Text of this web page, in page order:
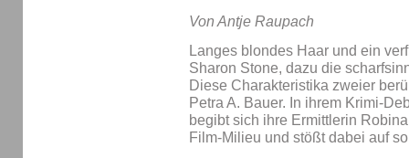
Von Antje Raupach
Langes blondes Haar und ein
Sharon Stone, dazu die
Diese Charakteristika zweier
Petra A. Bauer. In ihrem Krimi-
begibt sich ihre Ermittlerin
Film-Milieu und stößt dabei auf